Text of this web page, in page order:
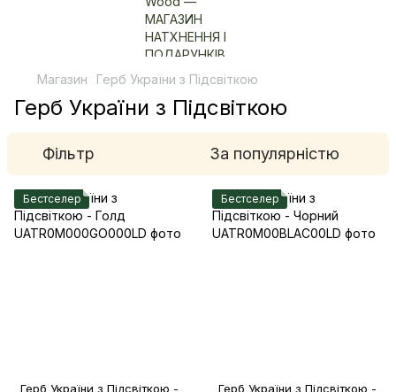
Магазин Герб України з Підсвіткою
Герб України з Підсвіткою
Фільтр За популярністю
Бестселер
Герб України з Підсвіткою -
Бестселер
Герб України з Підсвіткою -